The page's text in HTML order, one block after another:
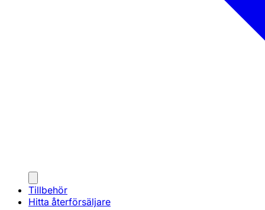
Tillbehör
Hitta återförsäljare